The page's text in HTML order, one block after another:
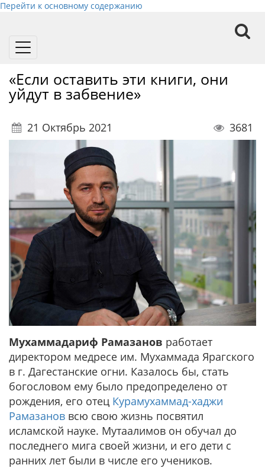
Перейти к основному содержанию
Toggle
«Если оставить эти книги, они
уйдут в забвение»
21 Октябрь 2021 3681
Мухаммадариф Рамазанов работает
директором медресе им. Мухаммада Ярагского
в г. Дагестанские огни. Казалось бы, стать
богословом ему было предопределено от
рождения, его отец Курамухаммад-хаджи
Рамазанов всю свою жизнь посвятил
исламской науке. Мутаалимов он обучал до
последнего мига своей жизни, и его дети с
ранних лет были в числе его учеников.